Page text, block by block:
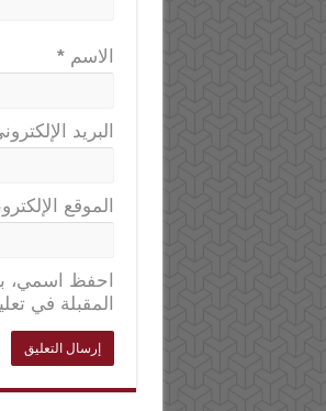
الاسم*
البريد
الموقع
احفظ اسمي،
المقبلة في